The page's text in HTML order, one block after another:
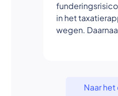
in het
wegen.
Naar